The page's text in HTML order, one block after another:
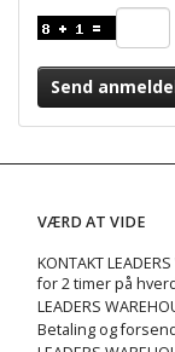
Send
VÆRD AT VIDE
KONTAKT
for 2 timer på
LEADERS
Betaling og